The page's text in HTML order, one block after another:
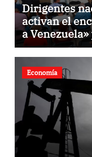
Dirigentes
activan el
a
propuestas
comunidades
Economía